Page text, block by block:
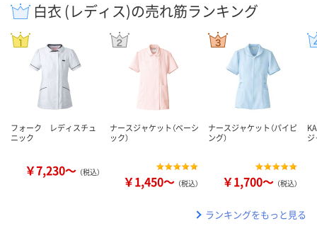
白衣 (レディス)の売れ筋ランキング
フォーク レディスチュ
ニック
￥7,230～ （税込）
ナースジャケット（ベーシ
ック）
￥1,450～ （税込）
ナースジャケット（パイピ
ング）
￥1,700～ （税込）
ランキングをもっと見る